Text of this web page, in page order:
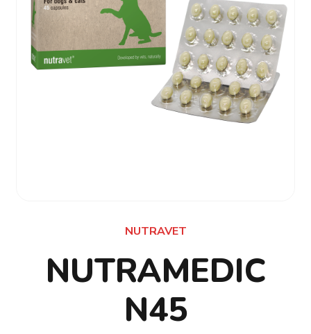
NUTRAVET
NUTRAMEDIC
N45